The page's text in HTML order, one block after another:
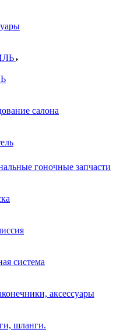
салона
гоночные запчасти
система
аксессуары
шланги.